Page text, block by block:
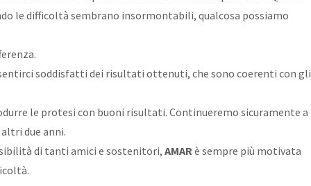
le difficoltà sembrano insormontabili, qualcosa possiamo
soddisfatti dei risultati ottenuti, che sono coerenti con gli
le protesi con buoni risultati. Continueremo sicuramente a
due anni.
di tanti amici e sostenitori,AMARè sempre più motivata